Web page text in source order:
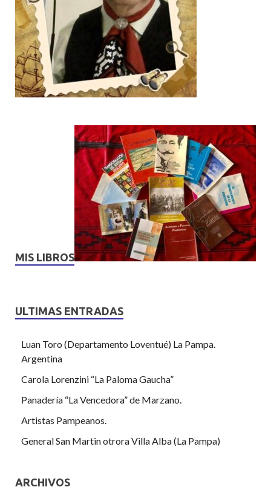
MIS LIBROS
ULTIMAS ENTRADAS
Luan Toro (Departamento Loventué) La Pampa.
Argentina
Carola Lorenzini “La Paloma Gaucha”
Panadería “La Vencedora” de Marzano.
Artistas Pampeanos.
General San Martin otrora Villa Alba (La Pampa)
ARCHIVOS